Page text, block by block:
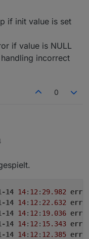
if init value is set
if value is NULL
incorrect
0
loop if init value is
instead of handling
14 14: 12 : 29.982
14 14: 12 : 22.632
14 14: 12 : 19.036
14 14: 12 : 15.343
14 14: 12 : 12.385